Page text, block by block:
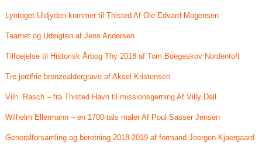
Lyntoget Uldjyden kommer til Thisted Af Ole Edvard Mogensen
Taarnet og Udsigten af Jens Andersen
Tilfoejelse til Historisk Årbog Thy 2018 af Tom Boegeskov Nordentoft
Tre jordfrie bronzealdergrave af Aksel Kristensen
Vilh. Rasch – fra Thisted Havn til missionsgerning Af Villy Dall
Wilhelm Ellermann – en 1700-tals maler Af Poul Sasser Jensen
Generalforsamling og beretning 2018-2019 af formand Joergen Kjaergaard